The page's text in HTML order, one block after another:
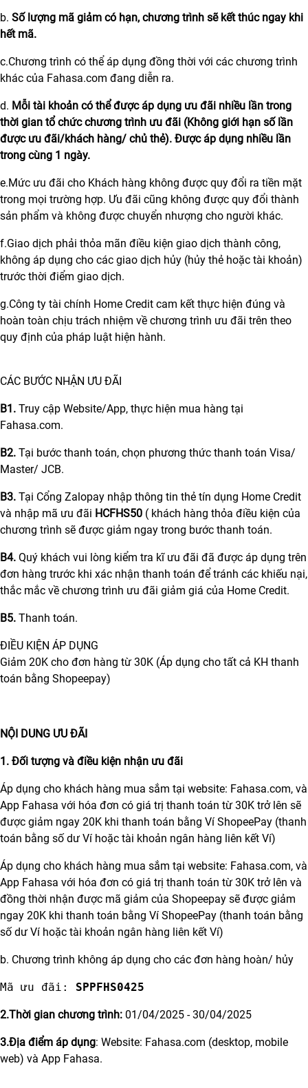
b. Số lượng mã giảm có hạn, chương trình sẽ kết thúc ngay khi
hết mã.
c.Chương trình có thể áp dụng đồng thời với các chương trình
khác của Fahasa.com đang diễn ra.
d. Mỗi tài khoản có thể được áp dụng ưu đãi nhiều lần trong
thời gian tổ chức chương trình ưu đãi (Không giới hạn số lần
được ưu đãi/khách hàng/ chủ thẻ). Được áp dụng nhiều lần
trong cùng 1 ngày.
e.Mức ưu đãi cho Khách hàng không được quy đổi ra tiền mặt
trong mọi trường hợp. Ưu đãi cũng không được quy đổi thành
sản phẩm và không được chuyển nhượng cho người khác.
f.Giao dịch phải thỏa mãn điều kiện giao dịch thành công,
không áp dụng cho các giao dịch hủy (hủy thẻ hoặc tài khoản)
trước thời điểm giao dịch.
g.Công ty tài chính Home Credit cam kết thực hiện đúng và
hoàn toàn chịu trách nhiệm về chương trình ưu đãi trên theo
quy định của pháp luật hiện hành.
CÁC BƯỚC NHẬN ƯU ĐÃI
B1. Truy cập Website/App, thực hiện mua hàng tại
Fahasa.com.
B2. Tại bước thanh toán, chọn phương thức thanh toán Visa/
Master/ JCB.
B3. Tại Cổng Zalopay nhập thông tin thẻ tín dụng Home Credit
và nhập mã ưu đãi HCFHS50 ( khách hàng thỏa điều kiện của
chương trình sẽ được giảm ngay trong bước thanh toán.
B4. Quý khách vui lòng kiểm tra kĩ ưu đãi đã được áp dụng trên
đơn hàng trước khi xác nhận thanh toán để tránh các khiếu nại,
thắc mắc về chương trình ưu đãi giảm giá của Home Credit.
B5. Thanh toán.
ĐIỀU KIỆN ÁP DỤNG
Giảm 20K cho đơn hàng từ 30K (Áp dụng cho tất cả KH thanh
toán bằng Shopeepay)
NỘI DUNG ƯU ĐÃI
1. Đối tượng và điều kiện nhận ưu đãi
Áp dụng cho khách hàng mua sắm tại website: Fahasa.com, và
App Fahasa với hóa đơn có giá trị thanh toán từ 30K trở lên sẽ
được giảm ngay 20K khi thanh toán bằng Ví ShopeePay (thanh
toán bằng số dư Ví hoặc tài khoản ngân hàng liên kết Ví)
Áp dụng cho khách hàng mua sắm tại website: Fahasa.com, và
App Fahasa với hóa đơn có giá trị thanh toán từ 30K trở lên và
đồng thời nhận được mã giảm của Shopeepay sẽ được giảm
ngay 20K khi thanh toán bằng Ví ShopeePay (thanh toán bằng
số dư Ví hoặc tài khoản ngân hàng liên kết Ví)
b. Chương trình không áp dụng cho các đơn hàng hoàn/ hủy
Mã ưu đãi: SPPFHS0425
2.Thời gian chương trình: 01/04/2025 - 30/04/2025
3.Địa điểm áp dụng: Website: Fahasa.com (desktop, mobile
web) và App Fahasa.